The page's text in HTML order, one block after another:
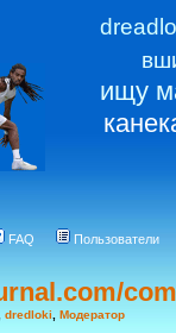
ищу
FAQ Пользователи
dredloki
Модератор